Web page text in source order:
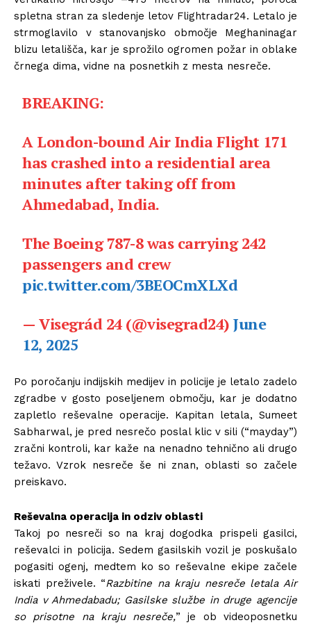
spletna stran za sledenje letov Flightradar24. Letalo je
strmoglavilo v stanovanjsko območje Meghaninagar
blizu letališča, kar je sprožilo ogromen požar in oblake
črnega dima, vidne na posnetkih z mesta nesreče.
BREAKING:
A London-bound Air India Flight 171
has crashed into a residential area
minutes after taking off from
Ahmedabad, India.
The Boeing 787-8 was carrying 242
passengers and crew
pic.twitter.com/3BEOCmXLXd
— Visegrád 24 (@visegrad24)June
12, 2025
Po poročanju indijskih medijev in policije je letalo zadelo
zgradbe v gosto poseljenem območju, kar je dodatno
zapletlo reševalne operacije. Kapitan letala, Sumeet
Sabharwal, je pred nesrečo poslal klic v sili (“mayday”)
zračni kontroli, kar kaže na nenadno tehnično ali drugo
težavo. Vzrok nesreče še ni znan, oblasti so začele
preiskavo.
Reševalna operacija in odziv oblasti
Takoj po nesreči so na kraj dogodka prispeli gasilci,
reševalci in policija. Sedem gasilskih vozil je poskušalo
pogasiti ogenj, medtem ko so reševalne ekipe začele
iskati preživele. “Razbitine na kraju nesreče letala Air
India v Ahmedabadu; Gasilske službe in druge agencije
so prisotne na kraju nesreče,” je ob videoposnetku